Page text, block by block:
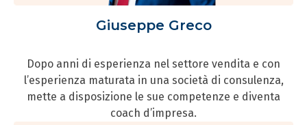
Giuseppe Greco
Dopo anni di esperienza nel settore vendita e con
l’esperienza maturata in una società di consulenza,
mette a disposizione le sue competenze e diventa
coach d’impresa.